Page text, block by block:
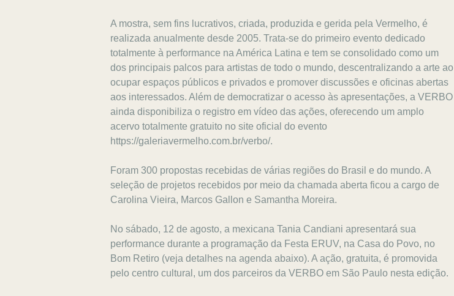
A mostra, sem fins lucrativos, criada, produzida e gerida pela Vermelho, é
realizada anualmente desde 2005. Trata-se do primeiro evento dedicado
totalmente à performance na América Latina e tem se consolidado como um
dos principais palcos para artistas de todo o mundo, descentralizando a arte ao
ocupar espaços públicos e privados e promover discussões e oficinas abertas
aos interessados. Além de democratizar o acesso às apresentações, a VERBO
ainda disponibiliza o registro em vídeo das ações, oferecendo um amplo
acervo totalmente gratuito no site oficial do evento
https://galeriavermelho.com.br/verbo/.
Foram 300 propostas recebidas de várias regiões do Brasil e do mundo. A
seleção de projetos recebidos por meio da chamada aberta ficou a cargo de
Carolina Vieira, Marcos Gallon e Samantha Moreira.
No sábado, 12 de agosto, a mexicana Tania Candiani apresentará sua
performance durante a programação da Festa ERUV, na Casa do Povo, no
Bom Retiro (veja detalhes na agenda abaixo). A ação, gratuita, é promovida
pelo centro cultural, um dos parceiros da VERBO em São Paulo nesta edição.